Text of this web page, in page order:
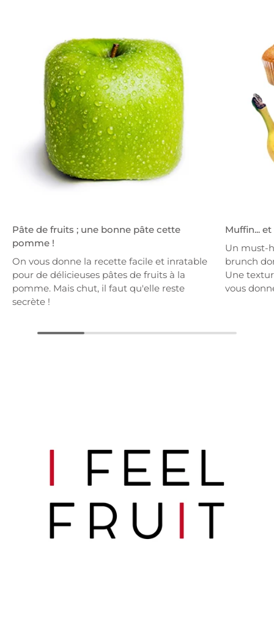
Pâte de fruits ; une bonne pâte cette
pomme !
On vous donne la recette facile et inratable
pour de délicieuses pâtes de fruits à la
pomme. Mais chut, il faut qu'elle reste
secrète !
Muffin...
Un must-
brunch
Une
vous